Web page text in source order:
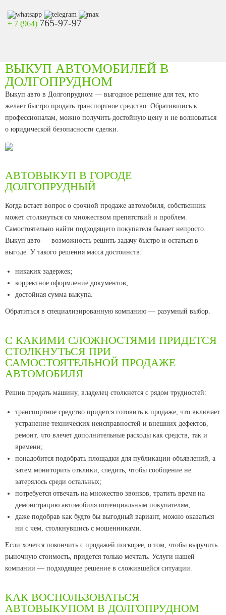
+ 7 (964) 765-97-97
ВЫКУП АВТОМОБИЛЕЙ В
ДОЛГОПРУДНОМ
Выкуп авто в Долгопрудном — выгодное решение для тех, кто
желает быстро продать транспортное средство. Обратившись к
профессионалам, можно получить достойную цену и не волноваться
о юридической безопасности сделки.
АВТОВЫКУП В ГОРОДЕ
ДОЛГОПРУДНЫЙ
Когда встает вопрос о срочной продаже автомобиля, собственник
может столкнуться со множеством препятствий и проблем.
Самостоятельно найти подходящего покупателя бывает непросто.
Выкуп авто — возможность решить задачу быстро и остаться в
выгоде. У такого решения масса достоинств:
никаких задержек;
корректное оформление документов;
достойная сумма выкупа.
Обратиться в специализированную компанию — разумный выбор.
С КАКИМИ СЛОЖНОСТЯМИ ПРИДЕТСЯ
СТОЛКНУТЬСЯ ПРИ
САМОСТОЯТЕЛЬНОЙ ПРОДАЖЕ
АВТОМОБИЛЯ
Решив продать машину, владелец столкнется с рядом трудностей:
транспортное средство придется готовить к продаже, что включает
устранение технических неисправностей и внешних дефектов,
ремонт, что влечет дополнительные расходы как средств, так и
времени;
понадобится подобрать площадки для публикации объявлений, а
затем мониторить отклики, следить, чтобы сообщение не
затерялось среди остальных;
потребуется отвечать на множество звонков, тратить время на
демонстрацию автомобиля потенциальным покупателям;
даже подобрав как будто бы выгодный вариант, можно оказаться
ни с чем, столкнувшись с мошенниками.
Если хочется покончить с продажей поскорее, о том, чтобы выручить
рыночную стоимость, придется только мечтать. Услуги нашей
компании — подходящее решение в сложившейся ситуации.
КАК ВОСПОЛЬЗОВАТЬСЯ
АВТОВЫКУПОМ В ДОЛГОПРУДНОМ